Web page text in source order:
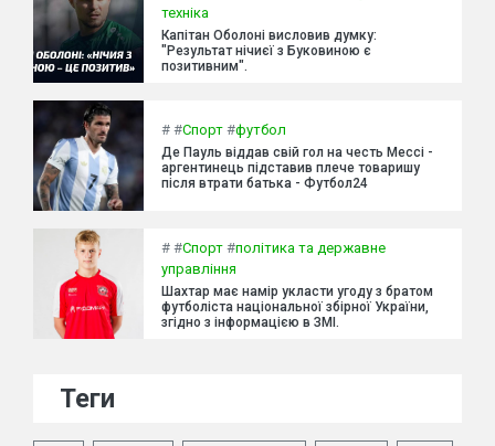
техніка
Капітан Оболоні висловив думку:
"Результат нічиєї з Буковиною є
позитивним".
# #Спорт #футбол
Де Пауль віддав свій гол на честь Мессі -
аргентинець підставив плече товаришу
після втрати батька - Футбол24
# #Спорт #політика та державне
управління
Шахтар має намір укласти угоду з братом
футболіста національної збірної України,
згідно з інформацією в ЗМІ.
Теги